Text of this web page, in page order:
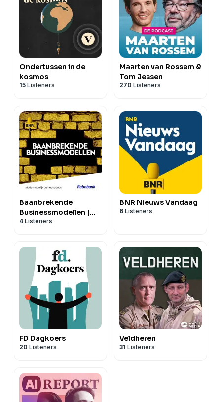
Ondertussen in de
kosmos
15 Listeners
Maarten van Rossem &
Tom Jessen
270 Listeners
Baanbrekende
Businessmodellen |
BNR
4 Listeners
BNR Nieuws Vandaag
6 Listeners
FD Dagkoers
20 Listeners
Veldheren
31 Listeners